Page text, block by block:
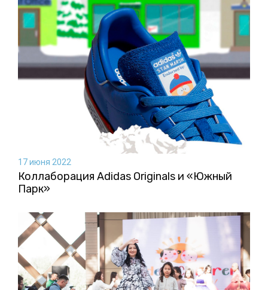
17 июня 2022
Коллаборация Аdidas Originals и «Южный
Парк»